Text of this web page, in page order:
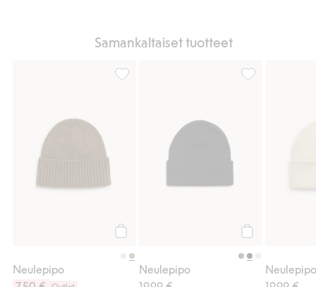
Samankaltaiset tuotteet
Neulepipo
Neulepipo